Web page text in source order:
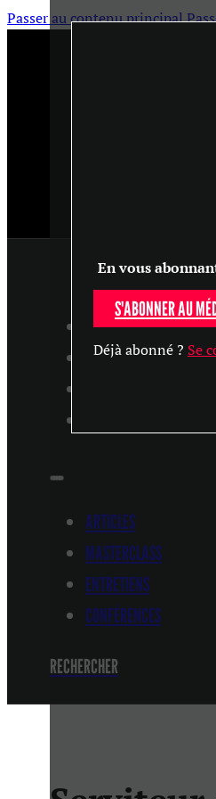
Passer au contenu principal
ARTICLES
MASTERCLASS
ARTICLES
MASTERCLASS
ENTRETIENS
CONFÉRENCES
RECHERCHER
En vous
S'ABONNER AU
Déjà abonné ? Se